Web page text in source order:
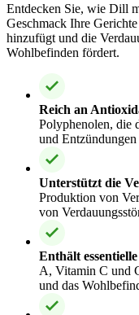
Entdecken Sie, wie Dill
Geschmack Ihre
hinzufügt und die
Wohlbefinden fördert.
Reich an
Polyphenolen, die
und Entzündungen
Unterstützt die
Produktion von
von
Enthält
A, Vitamin C und
und das